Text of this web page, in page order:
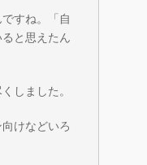
すね。「自
と思えたん
しました。
けなどいろ